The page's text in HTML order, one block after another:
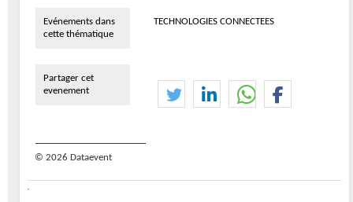
Evénements dans
cette thématique
TECHNOLOGIES CONNECTEES
Partager cet
evenement
© 2026 Dataevent